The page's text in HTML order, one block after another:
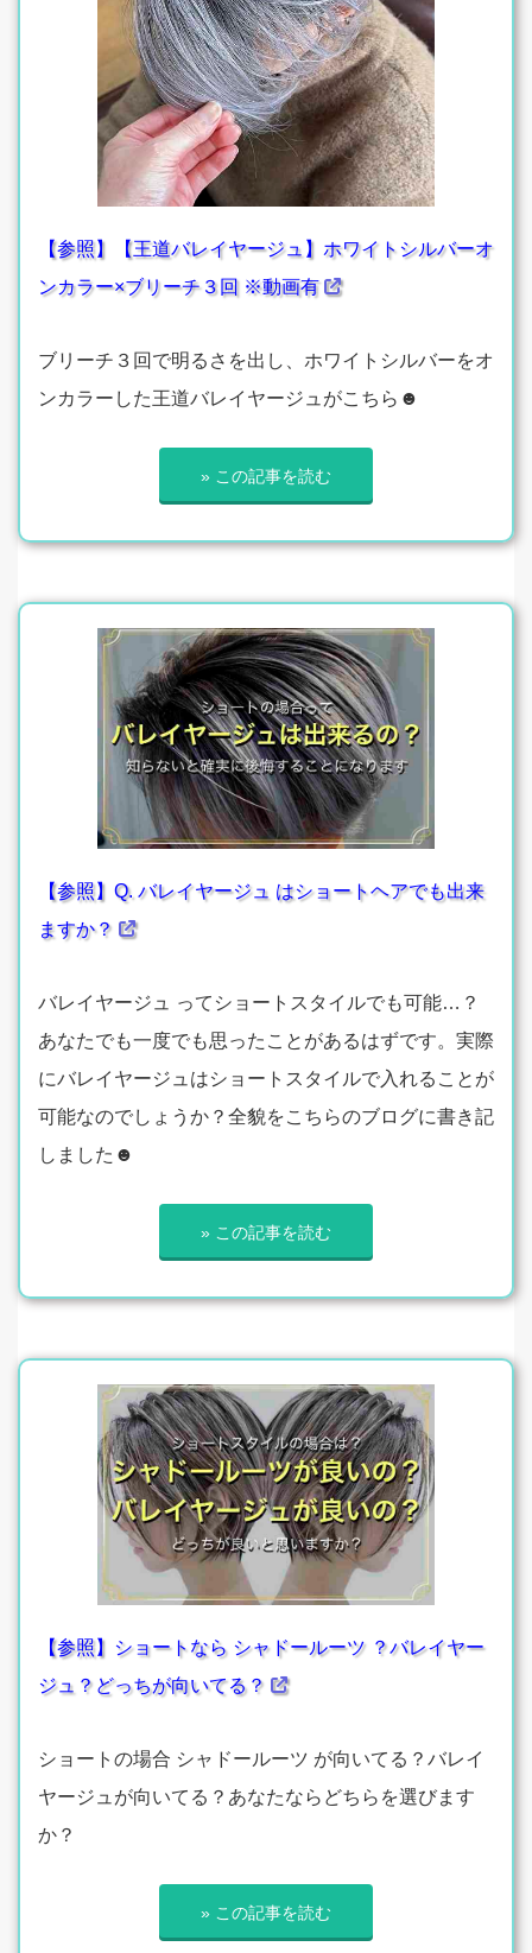
【参照】【王道バレイヤージュ】ホワイトシルバーオ
ンカラー×ブリーチ３回 ※動画有
ブリーチ３回で明るさを出し、ホワイトシルバーをオ
ンカラーした王道バレイヤージュがこちら☻
» この記事を読む
【参照】Q. バレイヤージュ はショートヘアでも出来
ますか？
バレイヤージュ ってショートスタイルでも可能…？
あなたでも一度でも思ったことがあるはずです。実際
にバレイヤージュはショートスタイルで入れることが
可能なのでしょうか？全貌をこちらのブログに書き記
しました☻
» この記事を読む
【参照】ショートなら シャドールーツ ？バレイヤー
ジュ？どっちが向いてる？
ショートの場合 シャドールーツ が向いてる？バレイ
ヤージュが向いてる？あなたならどちらを選びます
か？
» この記事を読む